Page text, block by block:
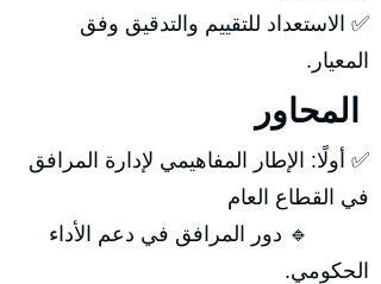
✅ الاستعداد للتقييم والتدقيق وفق
المعيار.
✅ أولًا: الإطار المفاهيمي لإدارة المرافق
في القطاع العام
🔹 دور المرافق في دعم الأداء
الحكومي.